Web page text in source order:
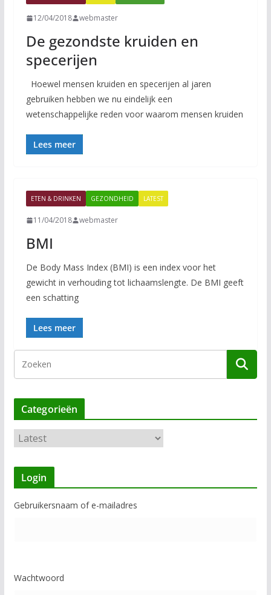
12/04/2018 webmaster
De gezondste kruiden en
specerijen
Hoewel mensen kruiden en specerijen al jaren
gebruiken hebben we nu eindelijk een
wetenschappelijke reden voor waarom mensen kruiden
Lees meer
ETEN & DRINKEN GEZONDHEID LATEST
11/04/2018 webmaster
BMI
De Body Mass Index (BMI) is een index voor het
gewicht in verhouding tot lichaamslengte. De BMI geeft
een schatting
Lees meer
Categorieën
a
t
o
ë
Login
Gebruikersnaam of e-mailadres
Wachtwoord